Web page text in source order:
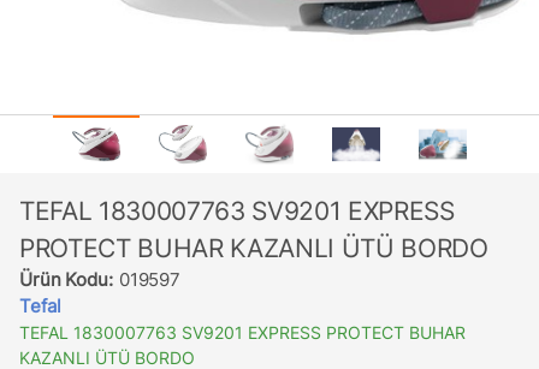
TEFAL 1830007763 SV9201 EXPRESS
PROTECT BUHAR KAZANLI ÜTÜ BORDO
Ürün Kodu: 019597
Tefal
TEFAL 1830007763 SV9201 EXPRESS PROTECT BUHAR
KAZANLI ÜTÜ BORDO